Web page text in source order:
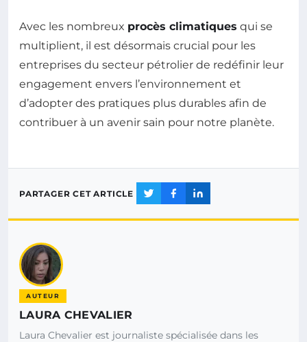
Avec les nombreux procès climatiques qui se
multiplient, il est désormais crucial pour les
entreprises du secteur pétrolier de redéfinir leur
engagement envers l’environnement et
d’adopter des pratiques plus durables afin de
contribuer à un avenir sain pour notre planète.
PARTAGER CET ARTICLE
AUTEUR
LAURA CHEVALIER
Laura Chevalier est journaliste spécialisée dans les